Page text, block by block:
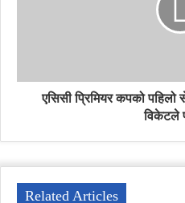
एसिसी प्रिमियर कपको
विकेटले
Related Articles